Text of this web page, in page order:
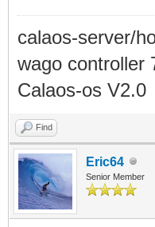
calaos-server/
wago controller
Calaos-os V2.0
Find
Eric64
Senior Member